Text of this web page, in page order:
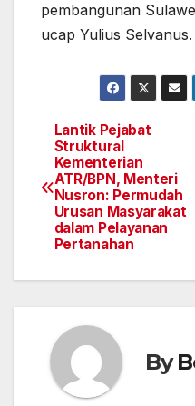
pembangunan
ucap Yulius Selvanus.
Navigasi
pos
Lantik Pejabat
Struktural
Kementerian
ATR/BPN, Menteri
Nusron: Permudah
Urusan Masyarakat
dalam Pelayanan
Pertanahan
By